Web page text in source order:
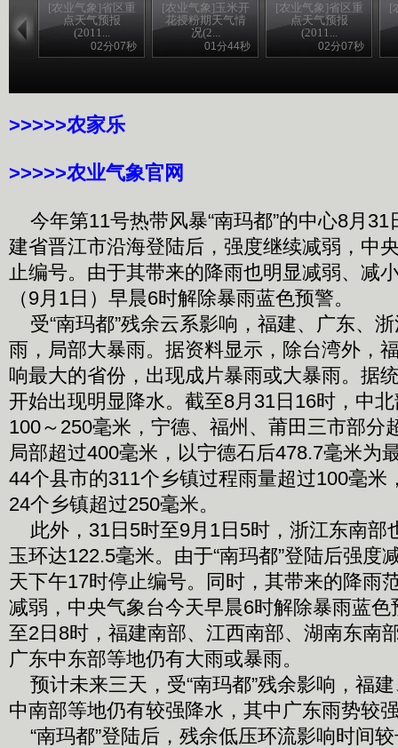
[农业气象]省区重
点天气预报
(2011...
02分07秒
[农业气象]玉米开
花授粉期天气情
况(2...
01分44秒
[农业气象]省区重
点天气预报
(2011...
02分07秒
[
>>>>>农家乐
>>>>>农业气象官网
今年第11号热带风暴“南玛都”的中心8月31
建省晋江市沿海登陆后，强度继续减弱，中
止编号。由于其带来的降雨也明显减弱、减
（9月1日）早晨6时解除暴雨蓝色预警。
受“南玛都”残余云系影响，福建、广东、
雨，局部大暴雨。据资料显示，除台湾外，
响最大的省份，出现成片暴雨或大暴雨。据
开始出现明显降水。截至8月31日16时，中
100～250毫米，宁德、福州、莆田三市部分
局部超过400毫米，以宁德石后478.7毫米为
44个县市的311个乡镇过程雨量超过100毫米
24个乡镇超过250毫米。
此外，31日5时至9月1日5时，浙江东南部
玉环达122.5毫米。由于“南玛都”登陆后强度
天下午17时停止编号。同时，其带来的降雨
减弱，中央气象台今天早晨6时解除暴雨蓝
至2日8时，福建南部、江西南部、湖南东南
广东中东部等地仍有大雨或暴雨。
预计未来三天，受“南玛都”残余影响，福
中南部等地仍有较强降水，其中广东雨势较
“南玛都”登陆后，残余低压环流影响时间